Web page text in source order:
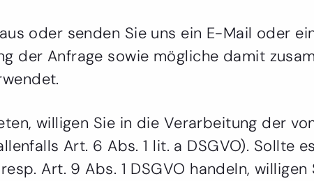
oder senden Sie uns ein E-Mail oder
der Anfrage sowie mögliche damit
willigen Sie in die Verarbeitung der
Art. 6 Abs. 1 lit. a DSGVO).
Art. 9 Abs. 1 DSGVO handeln,